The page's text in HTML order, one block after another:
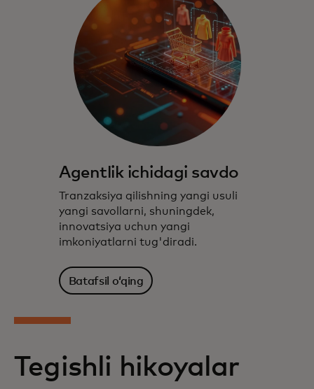
Agentlik ichidagi savdo
Tranzaksiya qilishning yangi usuli
yangi savollarni, shuningdek,
innovatsiya uchun yangi
imkoniyatlarni tug'diradi.
Batafsil oʻqing
Tegishli hikoyalar